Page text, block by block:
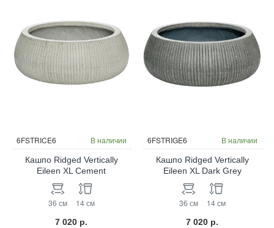
6FSTRICE6 В наличии
Кашпо Ridged Vertically
Eileen XL Cement
36 см 14 см
7 020 р.
6FSTRIGE6 В наличии
Кашпо Ridged Vertically
Eileen XL Dark Grey
36 см 14 см
7 020 р.